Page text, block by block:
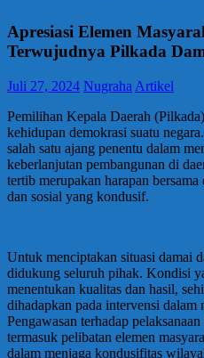
Apresiasi Elemen
Terwujudnya Pilkada
Juli 27, 2024 Nugraha Artikel
Pemilihan Kepala Daerah
kehidupan demokrasi suatu
salah satu ajang penentu dalam
keberlanjutan pembangunan di
tertib merupakan harapan
dan sosial yang kondusif.
Untuk menciptakan situasi damai
didukung seluruh pihak. Kondisi
menentukan kualitas dan hasil,
dihadapkan pada intervensi dalam
Pengawasan terhadap
termasuk pelibatan elemen
dalam menjaga kondusifitas